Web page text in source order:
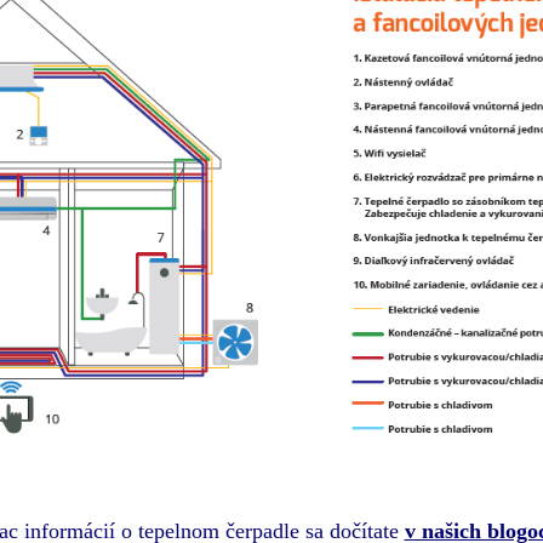
informácií o tepelnom čerpadle sa dočítate v našich